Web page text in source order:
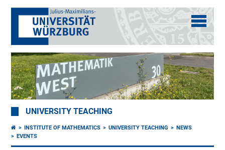
UNIVERSITY TEACHING
INSTITUTE OF MATHEMATICS UNIVERSITY TEACHING
NEWS
EVENTS